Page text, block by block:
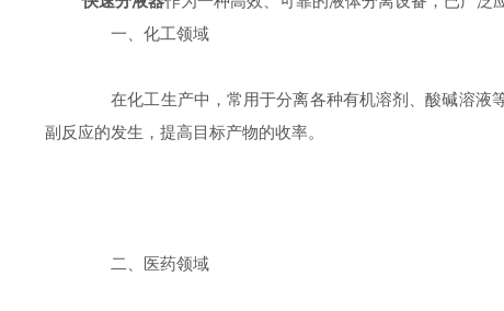
一、化工领域
在化工生产中，常用于分离各种有机溶剂、酸碱溶液
副反应的发生，提高目标产物的收率。
二、医药领域